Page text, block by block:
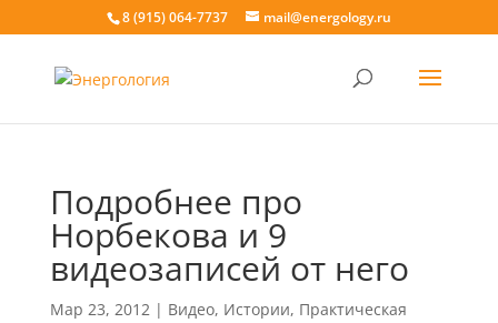
8 (915) 064-7737 mail@energology.ru
Подробнее про
Норбекова и 9
видеозаписей от него
Мар 23, 2012| Видео, Истории, Практическая